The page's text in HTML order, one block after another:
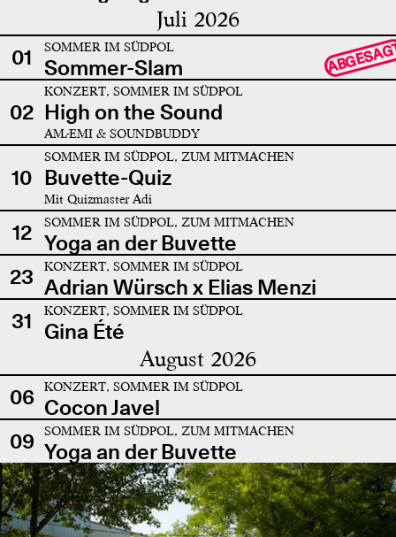
Juli 2026
01 SOMMER IM SÜDPOL
Sommer-Slam
02
KONZERT, SOMMER IM SÜDPOL
High on the Sound
AMÆMI & SOUNDBUDDY
10
SOMMER IM SÜDPOL, ZUM MITMACHEN
Buvette-Quiz
Mit Quizmaster Adi
12 SOMMER IM SÜDPOL, ZUM MITMACHEN
Yoga an der Buvette
23
KONZERT, SOMMER IM SÜDPOL
Adrian Würsch x Elias Menzi
31
KONZERT, SOMMER IM SÜDPOL
Gina Été
August 2026
06 KONZERT, SOMMER IM SÜDPOL
Cocon Javel
09
SOMMER IM SÜDPOL, ZUM MITMACHEN
Yoga an der Buvette